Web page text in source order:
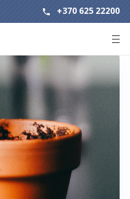
+370 625 22200